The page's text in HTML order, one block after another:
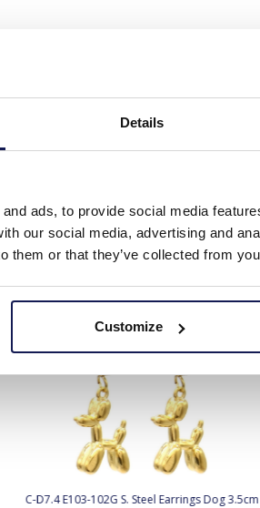
Details
ads, to provide social media
our social media, advertising and
them or that they’ve collected from
Customize
6.5x3.5cm Purple"
C-D7.4 E103-102G S. Steel Earrings Dog 3.5cm